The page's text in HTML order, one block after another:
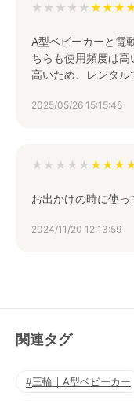
★★★★★
A型ベビーカーと電
ちらも使用頻度は
高いため、レンタル
2025/05/26 15:15:48
★★★★★
お出かけの時に使っ
2024/11/20 12:13:59
関連タグ
三輪｜A型ベビーカー